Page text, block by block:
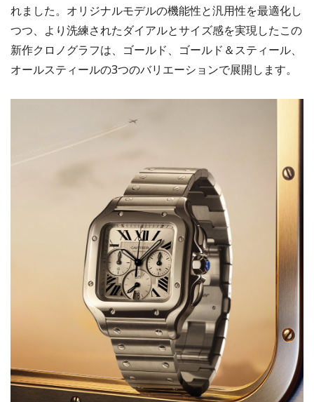
れました。オリジナルモデルの機能性と汎用性を最適化し
つつ、より洗練されたダイアルとサイズ感を実現したこの
新作クロノグラフは、ゴールド、ゴールド＆スティール、
オールスティールの3つのバリエーションで展開します。